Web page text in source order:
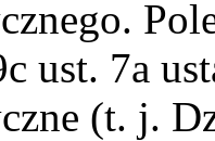
ust. 7a
(t. j.